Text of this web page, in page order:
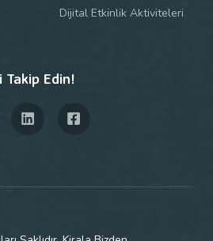
Dijital Etkinlik Aktiviteleri
Takip Edin!